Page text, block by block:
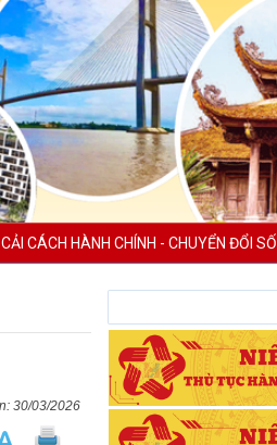
CẢI CÁCH HÀNH CHÍNH - CHUYỂN ĐỔI SỐ
30/03/2026